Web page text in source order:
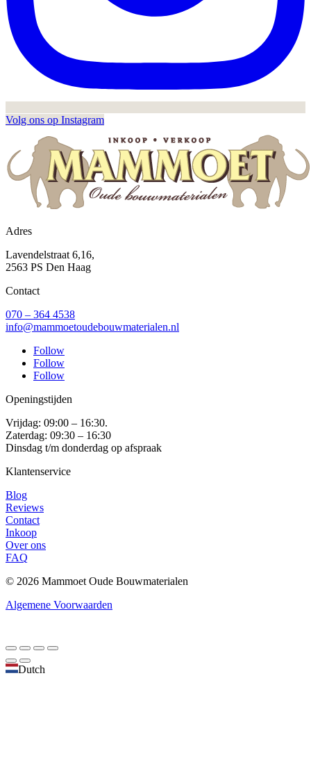
Volg ons op Instagram
Adres
Lavendelstraat 6,16,
2563 PS Den Haag
Contact
070 – 364 4538
info@mammoetoudebouwmaterialen.nl
Follow
Follow
Follow
Openingstijden
Vrijdag: 09:00 – 16:30.
Zaterdag: 09:30 – 16:30
Dinsdag t/m donderdag op afspraak
Klantenservice
Blog
Reviews
Contact
Inkoop
Over ons
FAQ
© 2026 Mammoet Oude Bouwmaterialen
Algemene Voorwaarden
Dutch